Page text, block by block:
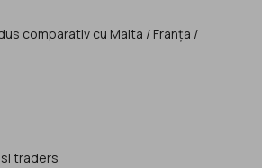
comparativ cu Malta / Franța /
traders